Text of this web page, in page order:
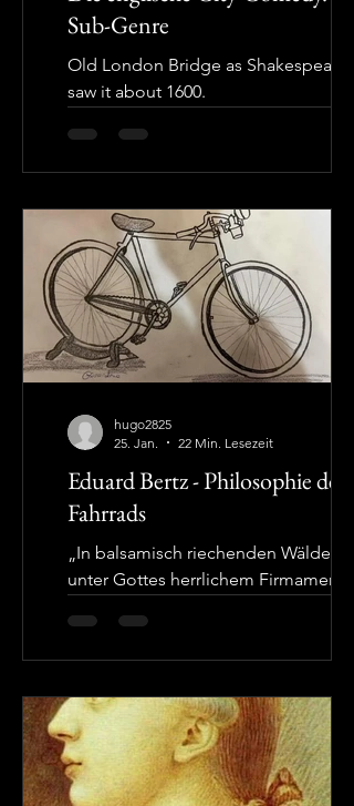
Sub-Genre
Old London Bridge as Shakespeare
saw it about 1600.
the Creative Commons Attribution
4.0.International license) Das englische
das englische Volkstheater die eine
grosse Massenunterhaltung, und den
Höhepunkt erreichte es in der
Renaissance. Die damaligen
Bühnen waren zahlreich. Das
Blackfriars und das Globe Theatre, an
denen beiden Shakespeare wirkte,
fassten rund 3’500 Personen, die
kleineren
Eduard Bertz - Philosophie des
Fahrrads
„In balsamisch riechenden Wäldern,
unter Gottes herrlichem Firmament“
Bertz beschreibt. (Illustration: Lina
Giusti, Lucca, Italia) Die ganze Welt
erschien 1900, in der frühesten Phase
der Geschichte des Fahrrads.
Hundertundfünfundzwanzig Jahre
später wäre zu erwarten, es sei längst
hugo2825
25. Jan.
22 Min. Lesezeit